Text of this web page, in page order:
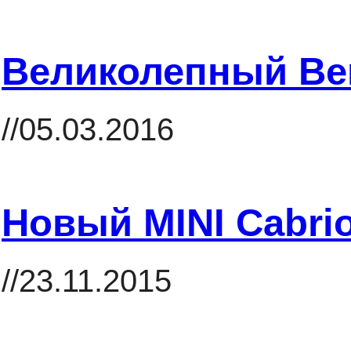
Великолепный
//05.03.2016
Новый MINI
//23.11.2015